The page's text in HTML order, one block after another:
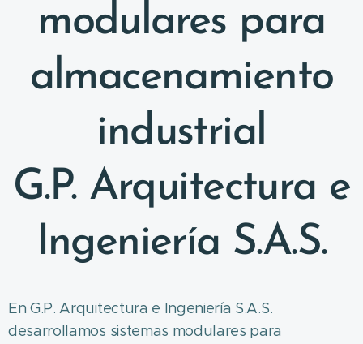
modulares para
almacenamiento
industrial
G.P. Arquitectura e
Ingeniería S.A.S.
En G.P. Arquitectura e Ingeniería S.A.S.
desarrollamos sistemas modulares para